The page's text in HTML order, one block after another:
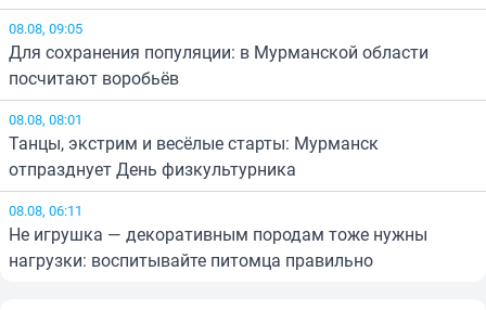
08.08, 09:05
Для сохранения популяции: в Мурманской области
посчитают воробьёв
08.08, 08:01
Танцы, экстрим и весёлые старты: Мурманск
отпразднует День физкультурника
08.08, 06:11
Не игрушка — декоративным породам тоже нужны
нагрузки: воспитывайте питомца правильно